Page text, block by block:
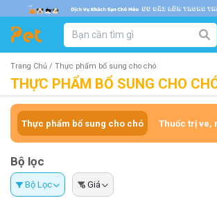
DANH MỤC SẢN
SẢN PHẨM DÀNH CHO MÈO
SẨN PHẨM THEO THƯƠNG HIỆU
Trang Chủ / Thực phẩm bổ sung cho chó
THỰC PHẨM BỔ SUNG CHO
Thực phẩm bổ sung cho chó Thuốc trị ve,
Bộ lọc
Bộ Lọc Giá